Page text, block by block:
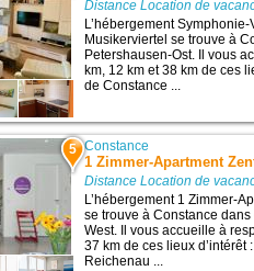
Distance Location de
L’hébergement
Musikerviertel se trouve à
Petershausen-Ost. Il vous
km, 12 km et 38 km de ces
de Constance ...
5 Constance
1 Zimmer-Apartment
Distance Location de
L’hébergement 1 Zimmer-
se trouve à Constance
West. Il vous accueille à
37 km de ces lieux d’intérêt
Reichenau ...